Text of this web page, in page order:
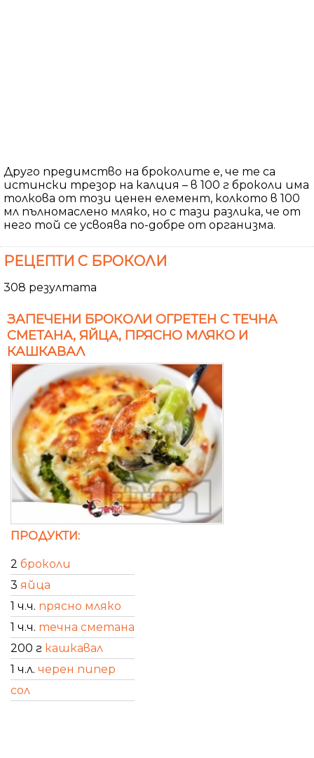
Друго предимство на броколите е, че те са
истински трезор на калция – в 100 г броколи има
толкова от този ценен елемент, колкото в 100
мл пълномаслено мляко, но с тази разлика, че от
него той се усвоява по-добре от организма.
РЕЦЕПТИ С БРОКОЛИ
308 резултата
ЗАПЕЧЕНИ БРОКОЛИ ОГРЕТЕН С ТЕЧНА
СМЕТАНА, ЯЙЦА, ПРЯСНО МЛЯКО И
КАШКАВАЛ
ПРОДУКТИ:
2 броколи
3 яйца
1 ч.ч. прясно мляко
1 ч.ч. течна сметана
200 г кашкавал
1 ч.л. черен пипер
сол